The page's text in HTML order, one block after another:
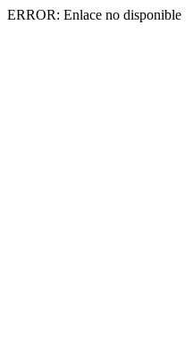
ERROR: Enlace no disponible